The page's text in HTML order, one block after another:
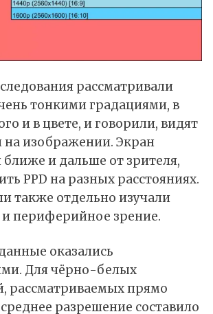
рассматривали
тонкими градациями, в
и в цвете, и говорили, видят
на изображении. Экран
и дальше от зрителя,
PPD на разных расстояниях.
также отдельно изучали
периферийное зрение.
оказались
Для чёрно-белых
рассматриваемых прямо
разрешение составило